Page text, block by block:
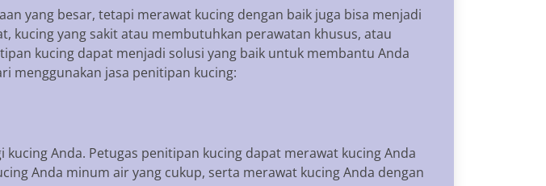
yang besar, tetapi merawat kucing dengan baik juga bisa menjadi
kucing yang sakit atau membutuhkan perawatan khusus, atau
kucing dapat menjadi solusi yang baik untuk membantu Anda
menggunakan jasa penitipan kucing:
Anda. Petugas penitipan kucing dapat merawat kucing Anda
Anda minum air yang cukup, serta merawat kucing Anda dengan